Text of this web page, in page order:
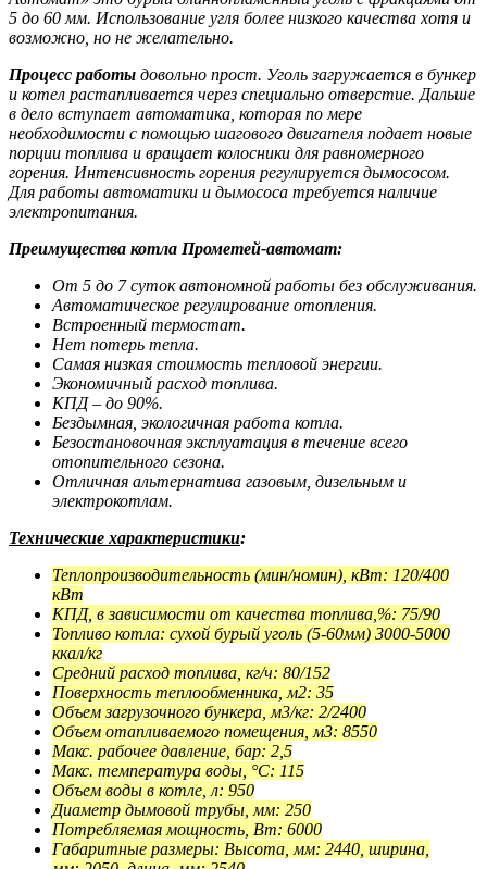
5 до 60 мм. Использование угля более низкого качества хотя и
возможно, но не желательно.
Процесс работы довольно прост. Уголь загружается в бункер
и котел растапливается через специально отверстие. Дальше
в дело вступает автоматика, которая по мере
необходимости с помощью шагового двигателя подает новые
порции топлива и вращает колосники для равномерного
горения. Интенсивность горения регулируется дымососом.
Для работы автоматики и дымососа требуется наличие
электропитания.
Преимущества котла Прометей-автомат:
От 5 до 7 суток автономной работы без обслуживания.
Автоматическое регулирование отопления.
Встроенный термостат.
Нет потерь тепла.
Самая низкая стоимость тепловой энергии.
Экономичный расход топлива.
КПД – до 90%.
Бездымная, экологичная работа котла.
Безостановочная эксплуатация в течение всего
отопительного сезона.
Отличная альтернатива газовым, дизельным и
электрокотлам.
Технические характеристики:
Теплопроизводительность (мин/номин), кВт: 120/400
кВт
КПД, в зависимости от качества топлива,%: 75/90
Топливо котла: сухой бурый уголь (5-60мм) 3000-5000
ккал/кг
Средний расход топлива, кг/ч: 80/152
Поверхность теплообменника, м2: 35
Объем загрузочного бункера, м3/кг: 2/2400
Объем отапливаемого помещения, м3: 8550
Макс. рабочее давление, бар: 2,5
Макс. температура воды, °С: 115
Объем воды в котле, л: 950
Диаметр дымовой трубы, мм: 250
Потребляемая мощность, Вт: 6000
Габаритные размеры: Высота, мм: 2440, ширина,